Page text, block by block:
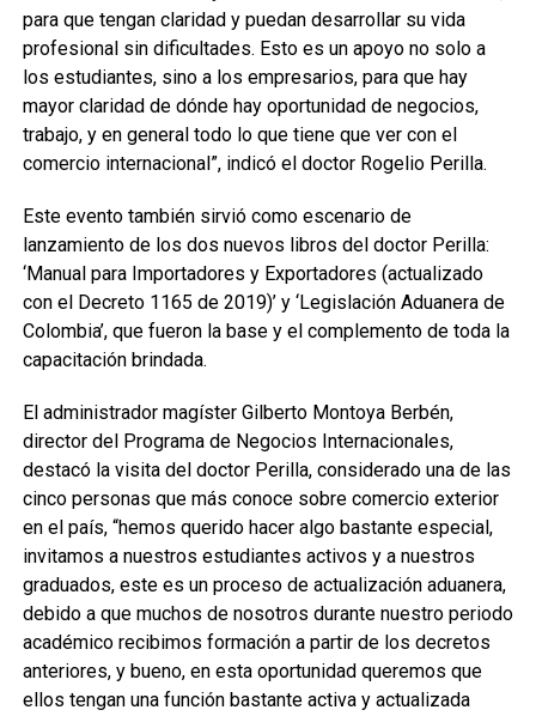
para que tengan claridad y puedan desarrollar su vida
profesional sin dificultades. Esto es un apoyo no solo a
los estudiantes, sino a los empresarios, para que hay
mayor claridad de dónde hay oportunidad de negocios,
trabajo, y en general todo lo que tiene que ver con el
comercio internacional”, indicó el doctor Rogelio Perilla.
Este evento también sirvió como escenario de
lanzamiento de los dos nuevos libros del doctor Perilla:
‘Manual para Importadores y Exportadores (actualizado
con el Decreto 1165 de 2019)’ y ‘Legislación Aduanera de
Colombia’, que fueron la base y el complemento de toda la
capacitación brindada.
El administrador magíster Gilberto Montoya Berbén,
director del Programa de Negocios Internacionales,
destacó la visita del doctor Perilla, considerado una de las
cinco personas que más conoce sobre comercio exterior
en el país, “hemos querido hacer algo bastante especial,
invitamos a nuestros estudiantes activos y a nuestros
graduados, este es un proceso de actualización aduanera,
debido a que muchos de nosotros durante nuestro periodo
académico recibimos formación a partir de los decretos
anteriores, y bueno, en esta oportunidad queremos que
ellos tengan una función bastante activa y actualizada